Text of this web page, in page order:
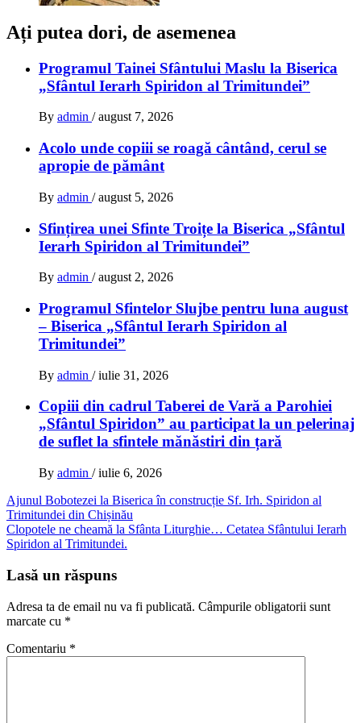
Ați putea dori, de asemenea
Programul Tainei Sfântului Maslu la Biserica
„Sfântul Ierarh Spiridon al Trimitundei”
By admin / august 7, 2026
Acolo unde copiii se roagă cântând, cerul se
apropie de pământ
By admin / august 5, 2026
Sfințirea unei Sfinte Troițe la Biserica „Sfântul
Ierarh Spiridon al Trimitundei”
By admin / august 2, 2026
Programul Sfintelor Slujbe pentru luna august
– Biserica „Sfântul Ierarh Spiridon al
Trimitundei”
By admin / iulie 31, 2026
Copiii din cadrul Taberei de Vară a Parohiei
„Sfântul Spiridon” au participat la un pelerinaj
de suflet la sfintele mănăstiri din țară
By admin / iulie 6, 2026
Navigare
în
articole
Ajunul Bobotezei la Biserica în construcție Sf. Irh. Spiridon al
Trimitundei din Chișinău
Clopotele ne cheamă la Sfânta Liturghie… Cetatea Sfântului Ierarh
Spiridon al Trimitundei.
Lasă un răspuns
Adresa ta de email nu va fi publicată. Câmpurile obligatorii sunt
marcate cu *
Comentariu *